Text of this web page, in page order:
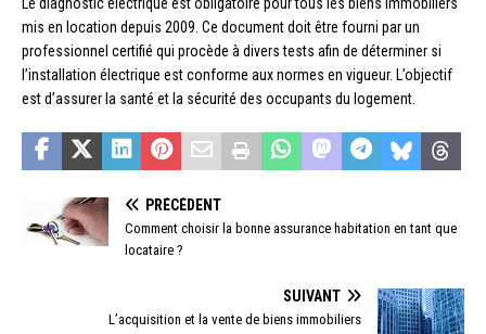
mis en location depuis 2009. Ce document doit être fourni par un
professionnel certifié qui procède à divers tests afin de déterminer si
l’installation électrique est conforme aux normes en vigueur. L’objectif
est d’assurer la santé et la sécurité des occupants du logement.
PRÉCÉDENT
Comment choisir la bonne assurance habitation en tant que
locataire ?
SUIVANT
L’acquisition et la vente de biens immobiliers